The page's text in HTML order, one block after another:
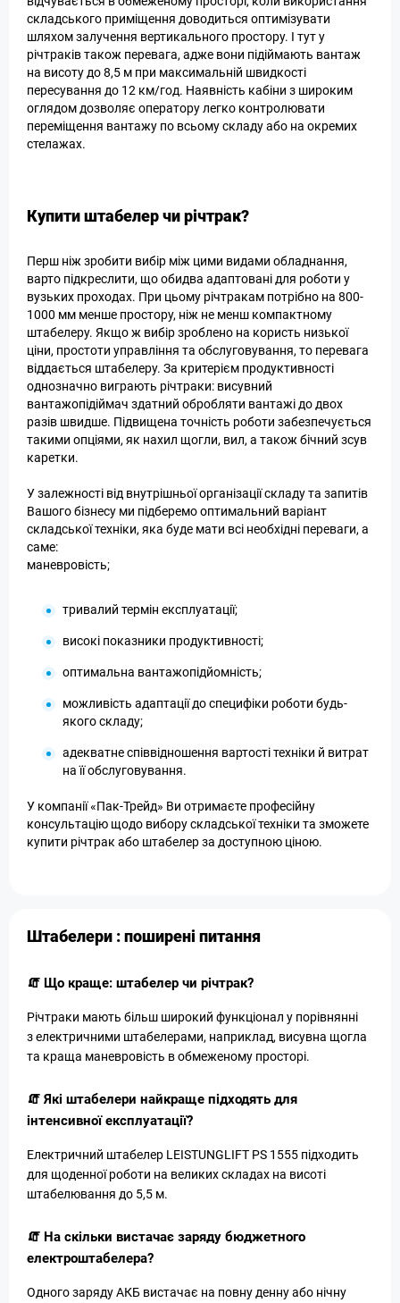
складського приміщення доводиться оптимізувати
шляхом залучення вертикального простору. І тут у
річтраків також перевага, адже вони підіймають вантаж
на висоту до 8,5 м при максимальній швидкості
пересування до 12 км/год. Наявність кабіни з широким
оглядом дозволяє оператору легко контролювати
переміщення вантажу по всьому складу або на окремих
стелажах.
Купити штабелер чи річтрак?
Перш ніж зробити вибір між цими видами обладнання,
варто підкреслити, що обидва адаптовані для роботи у
вузьких проходах. При цьому річтракам потрібно на 800-
1000 мм менше простору, ніж не менш компактному
штабелеру. Якщо ж вибір зроблено на користь низької
ціни, простоти управління та обслуговування, то перевага
віддається штабелеру. За критерієм продуктивності
однозначно виграють річтраки: висувний
вантажопідіймач здатний обробляти вантажі до двох
разів швидше. Підвищена точність роботи забезпечується
такими опціями, як нахил щогли, вил, а також бічний зсув
каретки.
У залежності від внутрішньої організації складу та запитів
Вашого бізнесу ми підберемо оптимальний варіант
складської техніки, яка буде мати всі необхідні переваги, а
саме:
маневровість;
тривалий термін експлуатації;
високі показники продуктивності;
оптимальна вантажопідйомність;
можливість адаптації до специфіки роботи будь-
якого складу;
адекватне співвідношення вартості техніки й витрат
на її обслуговування.
У компанії «Пак-Трейд» Ви отримаєте професійну
консультацію щодо вибору складської техніки та зможете
купити річтрак або штабелер за доступною ціною.
Штабелери : поширені питання
🧯 Що краще: штабелер чи річтрак?
Річтраки мають більш широкий функціонал у порівнянні
з електричними штабелерами, наприклад, висувна щогла
та краща маневровість в обмеженому просторі.
🧯 Які штабелери найкраще підходять для
інтенсивної експлуатації?
Електричний штабелер LEISTUNGLIFT PS 1555 підходить
для щоденної роботи на великих складах на висоті
штабелювання до 5,5 м.
🧯 На скільки вистачає заряду бюджетного
електроштабелера?
Одного заряду АКБ вистачає на повну денну або нічну